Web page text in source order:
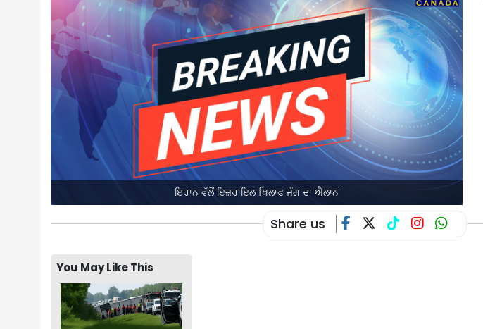
ਇਰਾਨ ਵੱਲੋਂ ਇਜ਼ਰਾਇਲ ਖਿਲਾਫ ਜੰਗ ਦਾ ਐਲਾਨ
Share us
You May Like This